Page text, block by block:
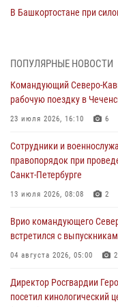
В Башкортостане при
07 августа 2026, 13:30 1
В Югре при содействии
нарушений миграционного
07 августа 2026, 12:54
Тонувшего ребенка спас
07 августа 2026, 12:37
Юные гости из летних
07 августа 2026, 12:20 3
Представители ФСБ
Кузнецова
4
ПОПУЛЯРНЫЕ НОВОСТИ
Командующий Северо-
рабочую поездку в
23 июля 2026, 16:10 6
Сотрудники и
правопорядок при
Санкт-Петербурге
13 июля 2026, 08:08 2
Врио командующего
встретился с
04 августа 2026, 05:00 2
Директор Росгвардии
посетил